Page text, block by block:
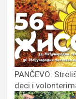
PANČEVO:
deci i